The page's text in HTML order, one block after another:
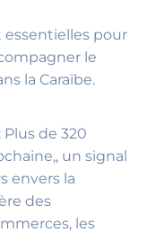
essentielles pour
le
la Caraïbe.
de 320
un signal
envers la
des
les